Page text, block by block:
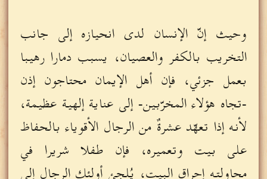
وحيث إنّ الإنسان لدى انحيازه إلى جانب
التخريب بالكفر والعصيان، يسبب دمارا رهيبا
بعمل جزئي، فإن أهل الإيمان محتاجون إذن
-تجاه هؤلاء المخرّبين- إلى عناية إلهية عظيمة،
لأنه إذا تعهّد عشرةٌ من الرجال الأقوياء بالحفاظ
على بيت وتعميره، فإن طفلا شريرا في
محاولته إحراق البيت، يُلجئ أولئك الرجال إلى